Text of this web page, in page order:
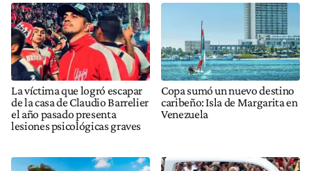
La víctima que logró escapar
de la casa de Claudio Barrelier
el año pasado presenta
lesiones psicológicas graves
Copa sumó un nuevo destino
caribeño: Isla de Margarita en
Venezuela